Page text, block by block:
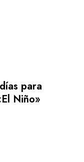
para
Niño»